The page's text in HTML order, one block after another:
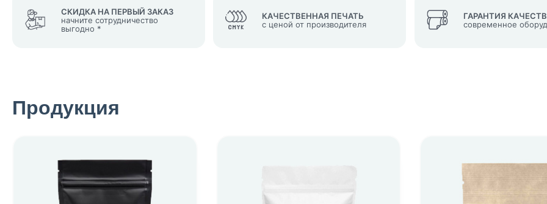
СКИДКА НА ПЕРВЫЙ ЗАКАЗ
начните сотрудничество
выгодно *
КАЧЕСТВЕННАЯ ПЕЧАТЬ
с ценой от производителя
ГАРАНТИЯ
современное
Продукция